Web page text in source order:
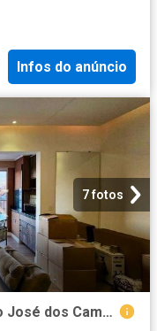
Infos do anúncio
7 fotos
Apartamento para Venda em São José dos Campos/SP Jardim das Indústrias 2 Quartos